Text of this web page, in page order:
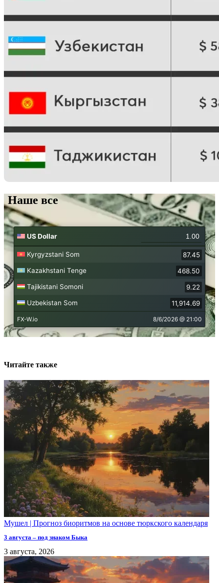
Наше все
Читайте также
Мушел | Прогноз биоритмов на основе тюркского календаря
3 августа – под знаком Быка
3 августа, 2026